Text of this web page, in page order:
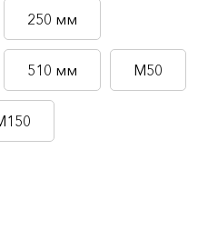
250 мм
510 мм М50